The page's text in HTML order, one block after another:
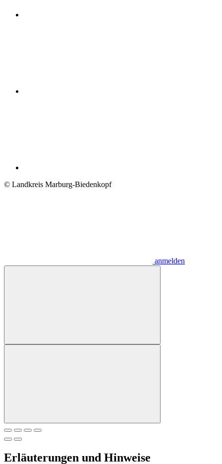
© Landkreis Marburg-Biedenkopf
anmelden
Erläuterungen und Hinweise